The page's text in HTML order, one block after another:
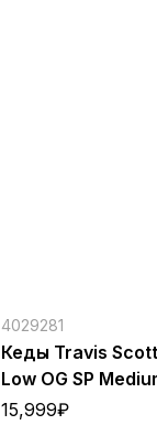
4029281
Кеды Travis
Low OG SP
15,999₽